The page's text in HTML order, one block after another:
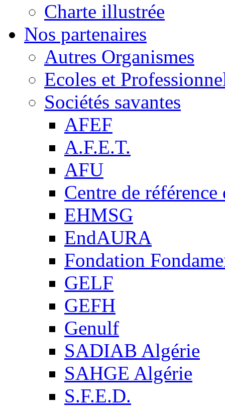
Charte illustrée
Nos partenaires
Autres Organismes
Ecoles et
Sociétés savantes
AFEF
A.F.E.T.
AFU
Centre de
EHMSG
EndAURA
Fondation
GELF
GEFH
Genulf
SADIAB Algérie
SAHGE Algérie
S.F.E.D.